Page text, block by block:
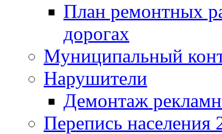
План ремонтных
дорогах
Муниципальный
Нарушители
Демонтаж
Перепись населения